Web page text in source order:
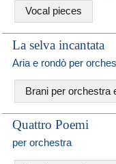
Vocal pieces
La selva incantata
Aria e rondò per
Brani per orchestra
Quattro Poemi
per orchestra